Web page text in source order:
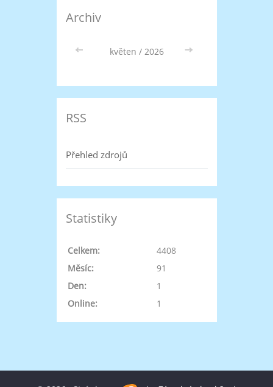
Archiv
<< květen / 2026 >>
RSS
Přehled zdrojů
Statistiky
Online: 1
Celkem:
4408
Měsíc:
91
Den:
1